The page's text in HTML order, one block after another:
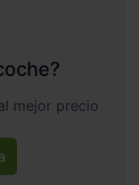
mejor precio